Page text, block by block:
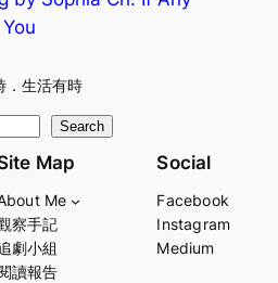
．生活有時
Search
Map
Me
察手記
劇小組
讀報告
Social
Facebook
Instagram
Medium